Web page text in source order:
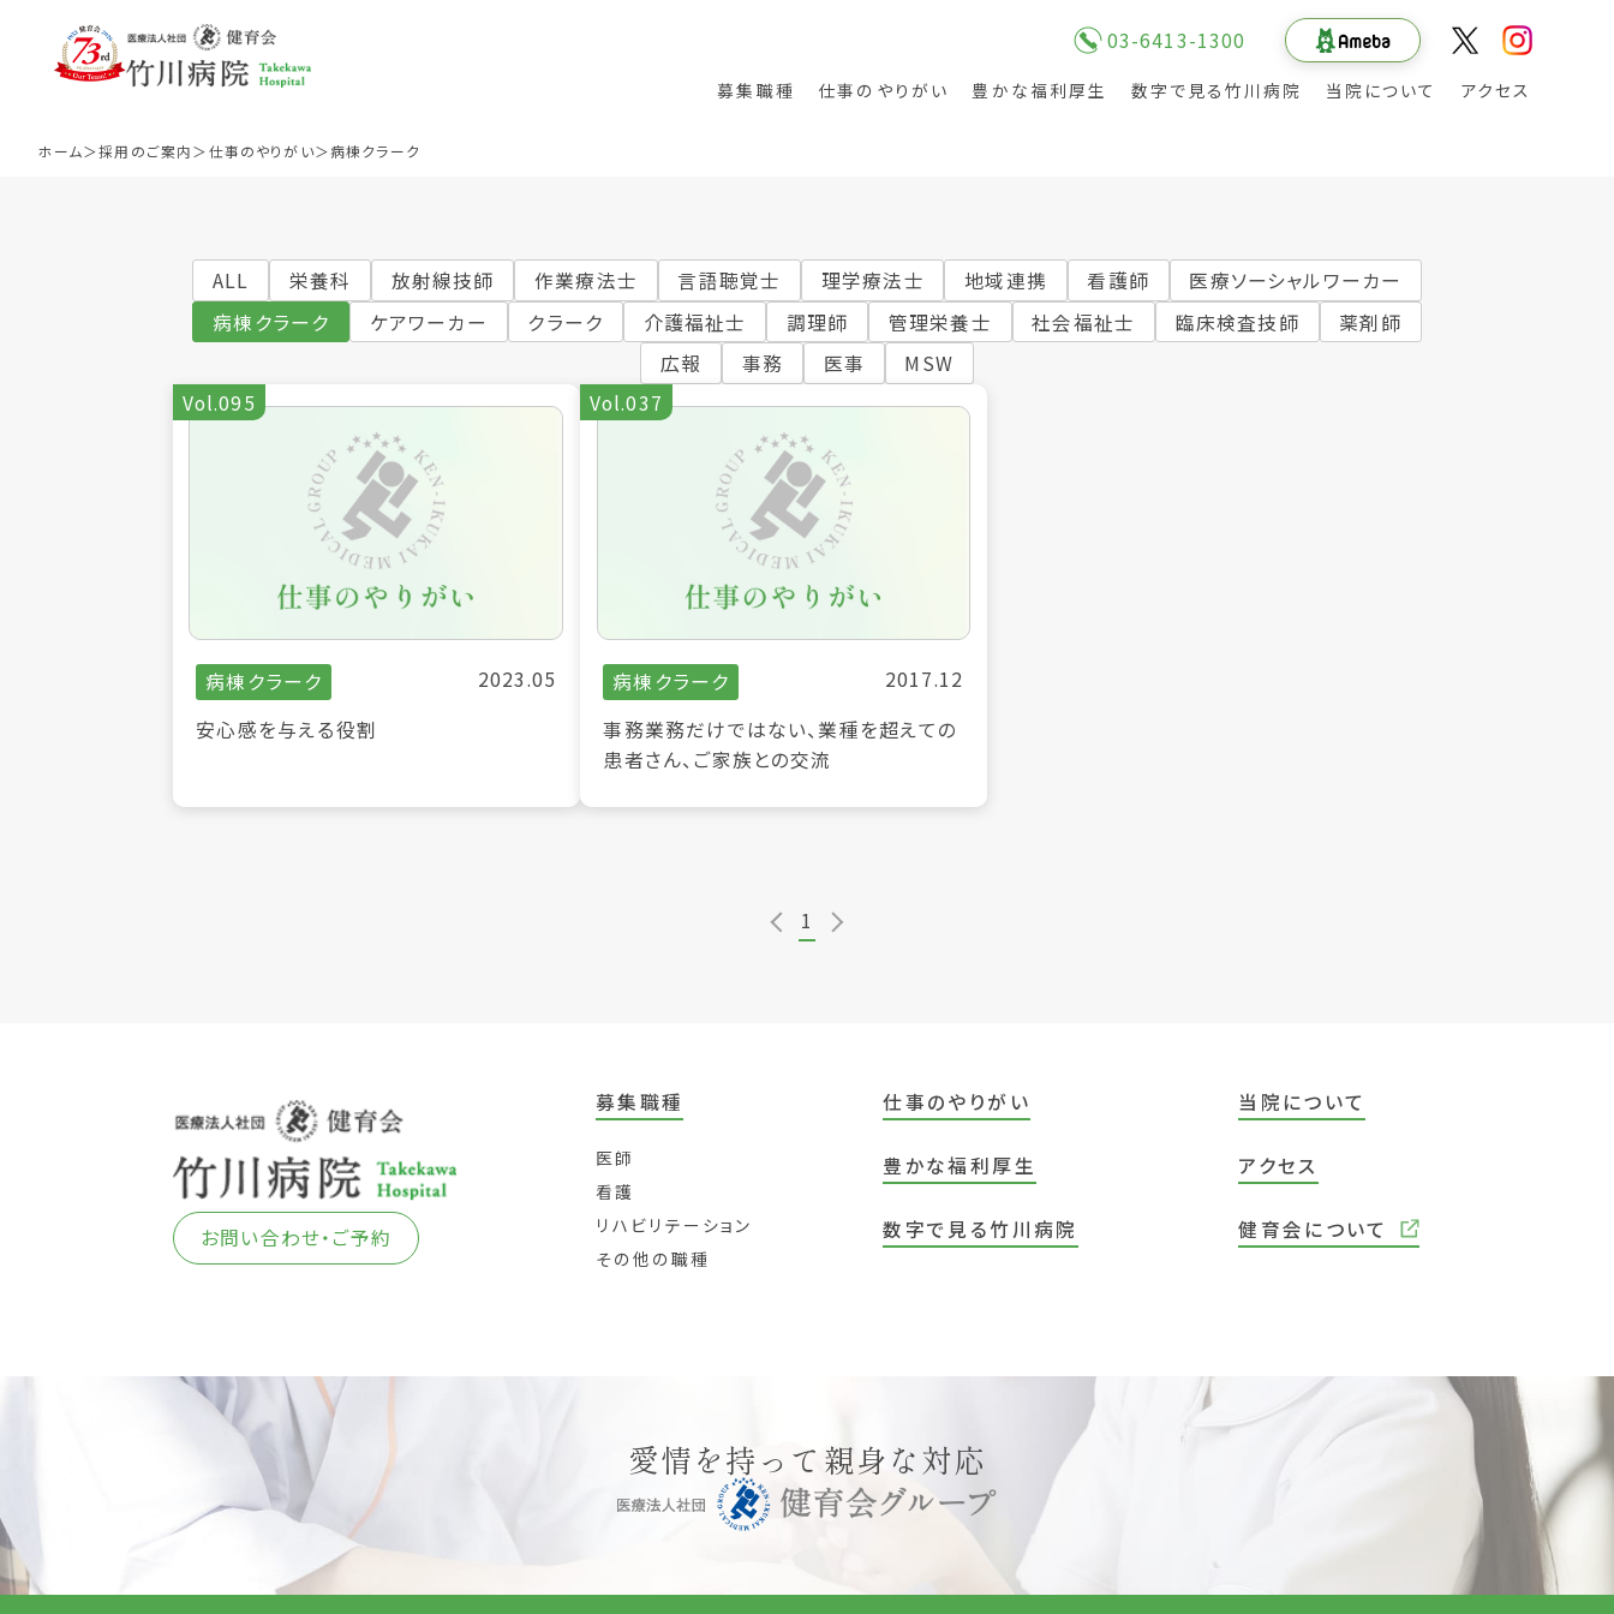
03-6413-1300
募集職種
医師 リハビリテーション
仕事のやりがい 豊かな福利厚生 数字で見る竹川病院 当院について アクセス
ホーム 採用のご案内 仕事のやりがい 病棟クラーク
ALL 栄養科 放射線技師 作業療法士 言語聴覚士 理学療法士 地域連携 看護師
医療ソーシャルワーカー
病棟クラーク
ケアワーカー クラーク 介護福祉士 調理師 管理栄養士 社会福祉士 臨床検査技師
薬剤師
広報
事務 医事
MSW
Vol.095
病棟クラーク
2023.05
安心感を与える役割
Vol.037
病棟クラーク
2017.12
事務業務だけではない、業種を超えての
患者さん、ご家族との交流
1
お問い合わせ・ご予約
募集職種
医師
看護
リハビリテーション
その他の職種
仕事のやりがい
豊かな福利厚生
数字で見る竹川病院
当院について
アクセス
健育会について
愛情を持って親身な対応